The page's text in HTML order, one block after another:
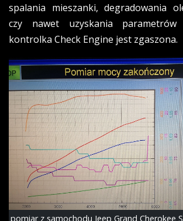
spalania mieszanki, degradowania
czy nawet uzyskania
kontrolka Check Engine jest zgaszona.
pomiar z samochodu Jeep Grand Cherokee